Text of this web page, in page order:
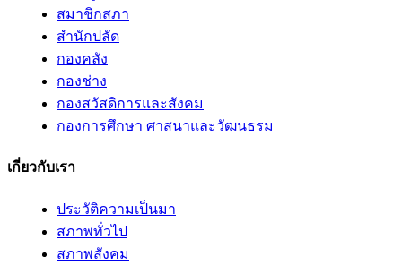
สมาชิกสภา
สำนักปลัด
กองคลัง
กองช่าง
กองสวัสดิการและสังคม
กองการศึกษา ศาสนาและวัฒนธรม
เกี่ยวกับเรา
ประวัติความเป็นมา
สภาพทั่วไป
สภาพสังคม